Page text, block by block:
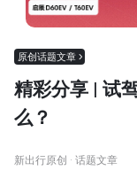
原创话题文章
精彩分享 | 试
么？
新出行原创 · 话题文章